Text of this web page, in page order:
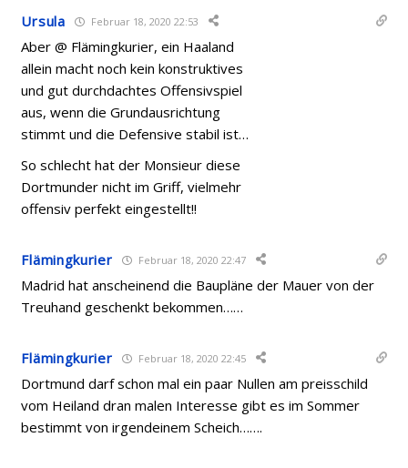
Ursula Februar 18, 2020 22:53
Aber @ Flämingkurier, ein Haaland
allein macht noch kein konstruktives
und gut durchdachtes Offensivspiel
aus, wenn die Grundausrichtung
stimmt und die Defensive stabil ist…
So schlecht hat der Monsieur diese
Dortmunder nicht im Griff, vielmehr
offensiv perfekt eingestellt!!
Flämingkurier Februar 18, 2020 22:47
Madrid hat anscheinend die Baupläne der Mauer von der
Treuhand geschenkt bekommen……
Flämingkurier Februar 18, 2020 22:45
Dortmund darf schon mal ein paar Nullen am preisschild
vom Heiland dran malen Interesse gibt es im Sommer
bestimmt von irgendeinem Scheich…….